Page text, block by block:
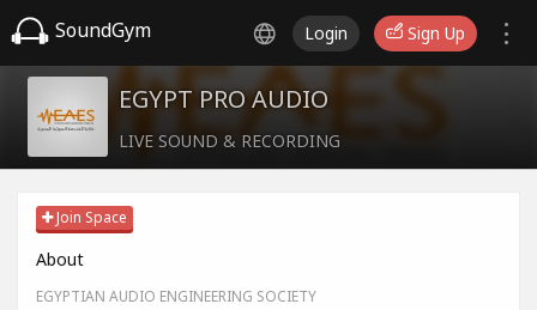
SoundGym Login Sign Up
EGYPT PRO AUDIO
LIVE SOUND & RECORDING
Join Space
About
EGYPTIAN AUDIO ENGINEERING SOCIETY